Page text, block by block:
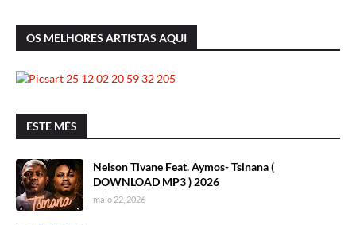
OS MELHORES ARTISTAS AQUI
ESTE MÊS
Nelson Tivane Feat. Aymos- Tsinana (
DOWNLOAD MP3 ) 2026
maio 22, 2026